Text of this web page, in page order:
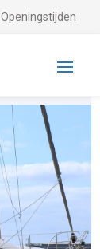
Openingstijden